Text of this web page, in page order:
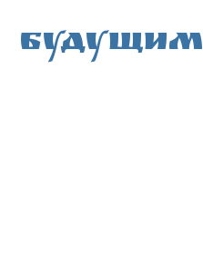
Будущим